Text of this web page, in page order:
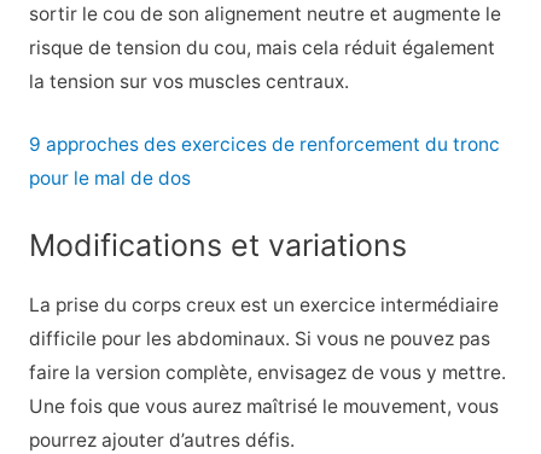
sortir le cou de son alignement neutre et augmente le
risque de tension du cou, mais cela réduit également
la tension sur vos muscles centraux.
9 approches des exercices de renforcement du tronc
pour le mal de dos
Modifications et variations
La prise du corps creux est un exercice intermédiaire
difficile pour les abdominaux. Si vous ne pouvez pas
faire la version complète, envisagez de vous y mettre.
Une fois que vous aurez maîtrisé le mouvement, vous
pourrez ajouter d’autres défis.